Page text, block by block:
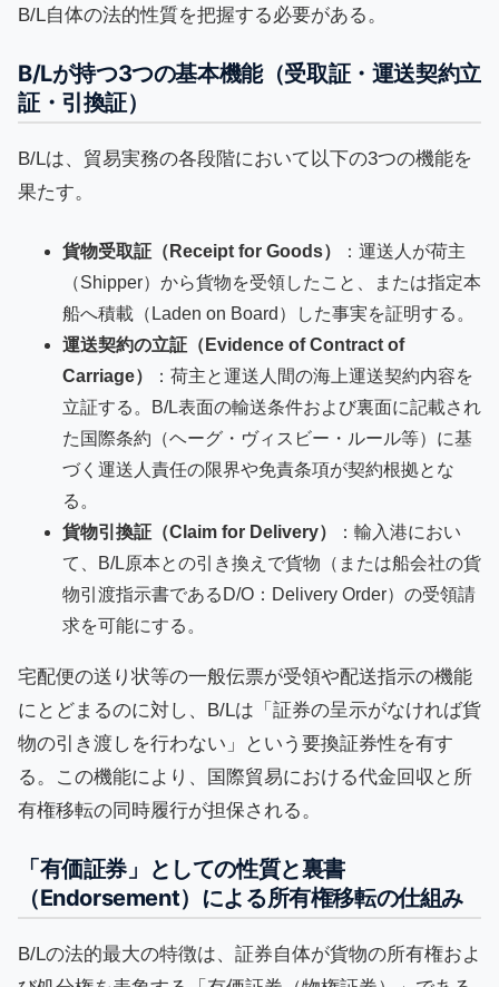
B/L自体の法的性質を把握する必要がある。
B/Lが持つ3つの基本機能（受取証・運送契約立
証・引換証）
B/Lは、貿易実務の各段階において以下の3つの機能を
果たす。
貨物受取証（Receipt for Goods）
：運送人が荷主
（Shipper）から貨物を受領したこと、または指定本
船へ積載（Laden on Board）した事実を証明する。
運送契約の立証（Evidence of Contract of
Carriage）
：荷主と運送人間の海上運送契約内容を
立証する。B/L表面の輸送条件および裏面に記載され
た国際条約（ヘーグ・ヴィスビー・ルール等）に基
づく運送人責任の限界や免責条項が契約根拠とな
る。
貨物引換証（Claim for Delivery）
：輸入港におい
て、B/L原本との引き換えで貨物（または船会社の貨
物引渡指示書であるD/O：Delivery Order）の受領請
求を可能にする。
宅配便の送り状等の一般伝票が受領や配送指示の機能
にとどまるのに対し、B/Lは「証券の呈示がなければ貨
物の引き渡しを行わない」という要換証券性を有す
る。この機能により、国際貿易における代金回収と所
有権移転の同時履行が担保される。
「有価証券」としての性質と裏書
（Endorsement）による所有権移転の仕組み
B/Lの法的最大の特徴は、証券自体が貨物の所有権およ